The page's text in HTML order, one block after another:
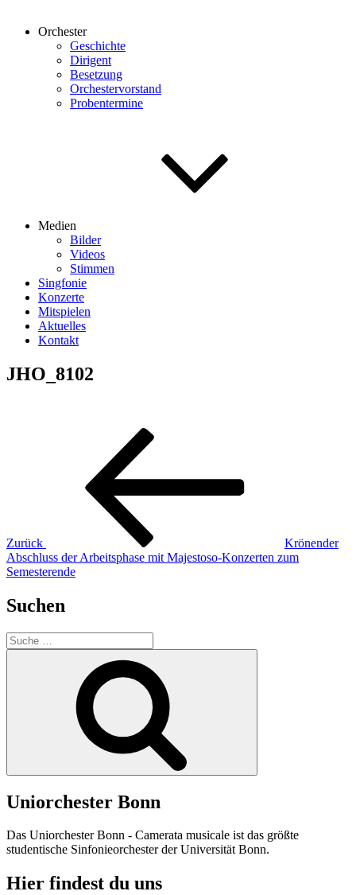
Orchester
Geschichte
Dirigent
Besetzung
Orchestervorstand
Probentermine
Medien
Bilder
Videos
Stimmen
Singfonie
Konzerte
Mitspielen
Aktuelles
Kontakt
JHO_8102
Beitragsnavigation
Zurück
Krönender
Abschluss der Arbeitsphase mit Majestoso-Konzerten zum
Semesterende
Suchen
Suche
nach:
Uniorchester Bonn
Das Uniorchester Bonn - Camerata musicale ist das größte
studentische Sinfonieorchester der Universität Bonn.
Hier findest du uns